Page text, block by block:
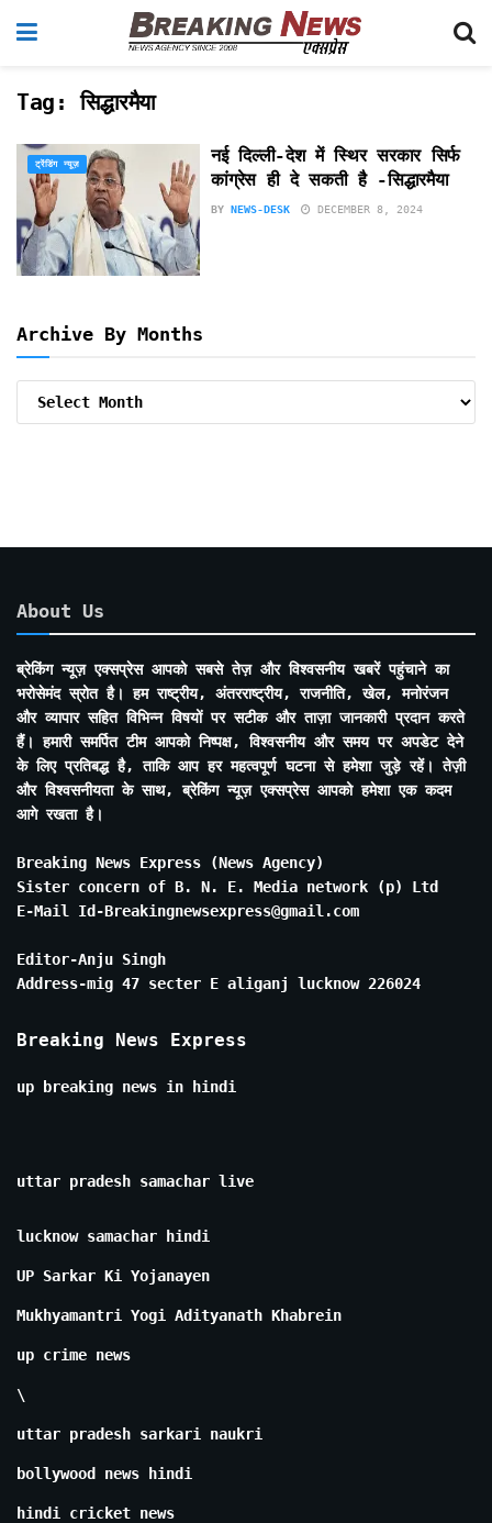
Tag:सिद्धारमैया
ट्रेंडिंग न्यूज़
नई दिल्ली-देश में स्थिर सरकार सिर्फ
कांग्रेस ही दे सकती है -सिद्धारमैया
BY NEWS-DESK DECEMBER 8, 2024
Archive By Months
About Us
ब्रेकिंग न्यूज़ एक्सप्रेस आपको सबसे तेज़ और विश्वसनीय खबरें पहुंचाने का
भरोसेमंद स्रोत है। हम राष्ट्रीय, अंतरराष्ट्रीय, राजनीति, खेल, मनोरंजन
और व्यापार सहित विभिन्न विषयों पर सटीक और ताज़ा जानकारी प्रदान करते
हैं। हमारी समर्पित टीम आपको निष्पक्ष, विश्वसनीय और समय पर अपडेट देने
के लिए प्रतिबद्ध है, ताकि आप हर महत्वपूर्ण घटना से हमेशा जुड़े रहें। तेज़ी
और विश्वसनीयता के साथ, ब्रेकिंग न्यूज़ एक्सप्रेस आपको हमेशा एक कदम
आगे रखता है।
Breaking News Express (News Agency)
Sister concern of B. N. E. Media network (p) Ltd
E-Mail Id-Breakingnewsexpress@gmail.com
Editor-Anju Singh
Address-mig 47 secter E aliganj lucknow 226024
Breaking News Express
up breaking news in hindi
uttar pradesh samachar live
lucknow samachar hindi
UP Sarkar Ki Yojanayen
Mukhyamantri Yogi Adityanath Khabrein
up crime news
\
uttar pradesh sarkari naukri
bollywood news hindi
hindi cricket news